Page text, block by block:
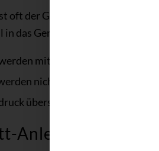
oft der Grund für plötzliche
das Gerät geraten und z.B.
mit Büroklammern direkt in
nicht auf Büroklammern
übersieht man leicht kleine
Anleitung: